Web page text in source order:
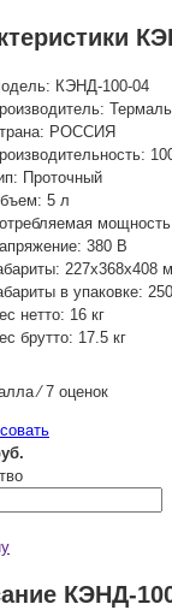
КЭНД-100-04
Термаль
РОССИЯ
Проточный
5 л
380 В
227х368х408
в упаковке:
нетто: 16 кг
брутто: 17.5 кг
⁄ 7 оценок
КЭНД-